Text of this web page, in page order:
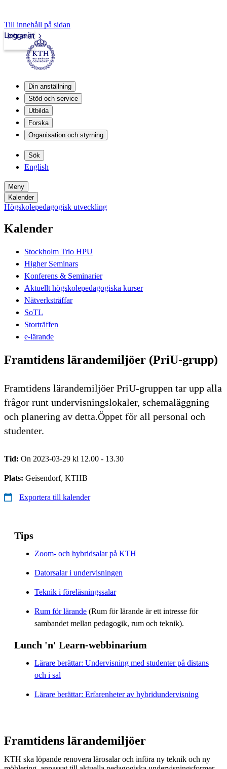
Till innehåll på sidan
Intranät
Logga in
Din anställning
Stöd och service
Utbilda
Forska
Organisation och styrning
Sök
English
Meny
Kalender
Högskolepedagogisk utveckling
Kalender
Stockholm Trio HPU
Higher Seminars
Konferens & Seminarier
Aktuellt högskolepedagogiska kurser
Nätverksträffar
SoTL
Storträffen
e-lärande
Framtidens lärandemiljöer (PriU-grupp)
Framtidens lärandemiljöer PriU-gruppen tar upp alla
frågor runt undervisningslokaler, schemaläggning
och planering av detta.Öppet för all personal och
studenter.
Tid: On 2023-03-29 kl 12.00 - 13.30
Plats: Geisendorf, KTHB
Exportera till kalender
Tips
Zoom- och hybridsalar på KTH
Datorsalar i undervisningen
Teknik i föreläsningssalar
Rum för lärande (Rum för lärande är ett intresse för
sambandet mellan pedagogik, rum och teknik).
Lunch 'n' Learn-webbinarium
Lärare berättar: Undervisning med studenter på distans
och i sal
Lärare berättar: Erfarenheter av hybridundervisning
Framtidens lärandemiljöer
KTH ska löpande renovera lärosalar och införa ny teknik och ny